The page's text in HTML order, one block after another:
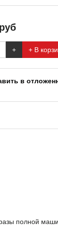
+ + В
в
полной